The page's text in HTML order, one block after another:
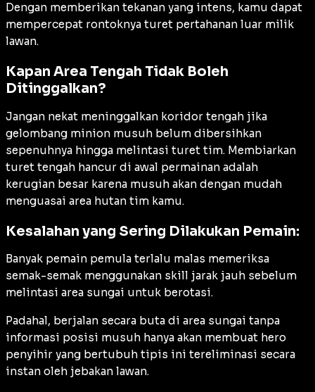
Dengan memberikan tekanan yang intens, kamu dapat
mempercepat rontoknya turet pertahanan luar milik
lawan.
Kapan Area Tengah Tidak Boleh
Ditinggalkan?
Jangan nekat meninggalkan koridor tengah jika
gelombang minion musuh belum dibersihkan
sepenuhnya hingga melintasi turet tim. Membiarkan
turet tengah hancur di awal permainan adalah
kerugian besar karena musuh akan dengan mudah
menguasai area hutan tim kamu.
Kesalahan yang Sering Dilakukan Pemain:
Banyak pemain pemula terlalu malas memeriksa
semak-semak menggunakan skill jarak jauh sebelum
melintasi area sungai untuk berotasi.
Padahal, berjalan secara buta di area sungai tanpa
informasi posisi musuh hanya akan membuat hero
penyihir yang bertubuh tipis ini tereliminasi secara
instan oleh jebakan lawan.